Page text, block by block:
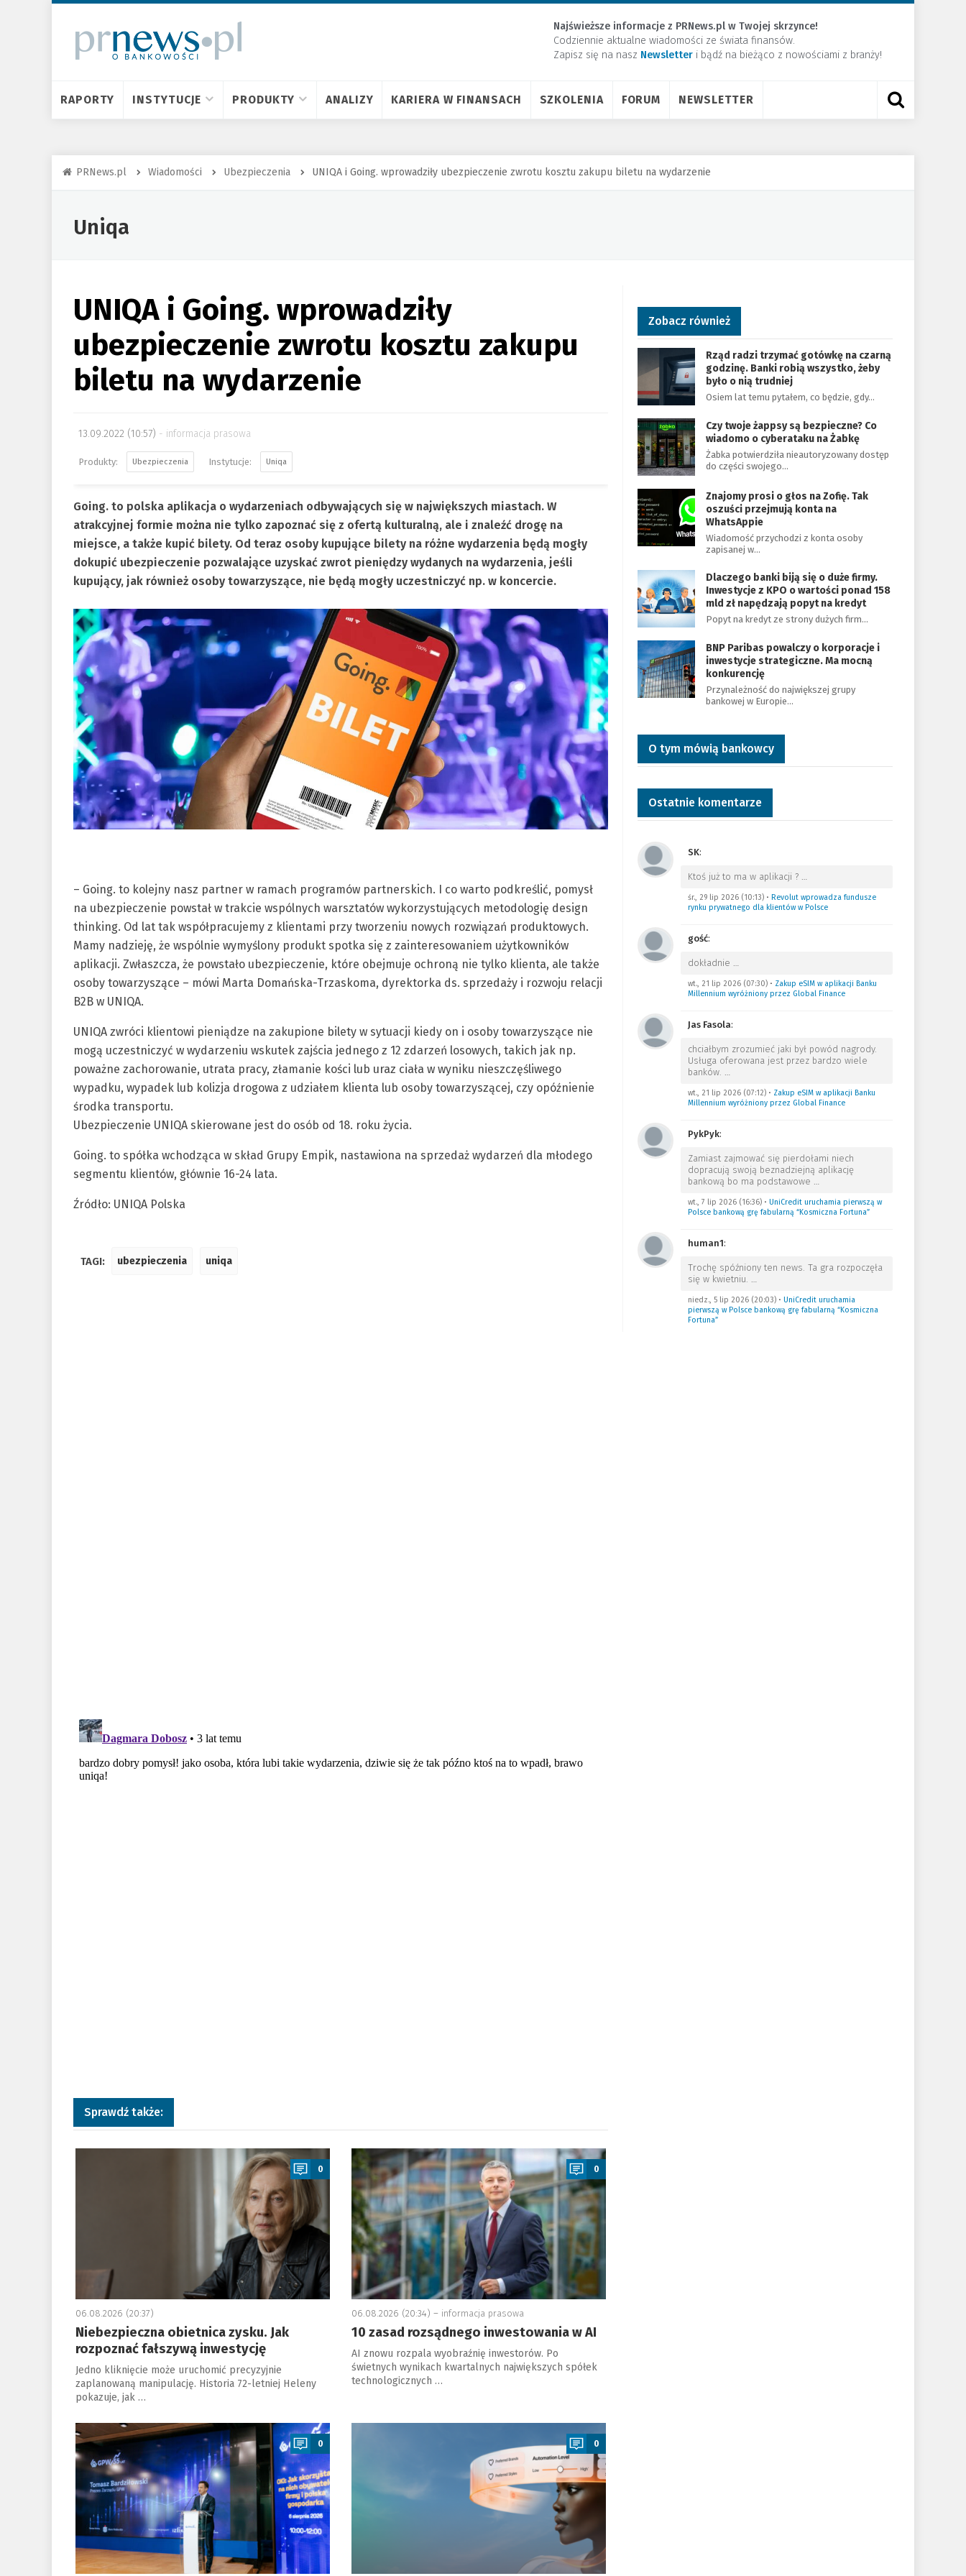
Najświeższe informacje z PRNews.pl w Twojej skrzynce!
Codziennie aktualne wiadomości ze świata finansów.
Zapisz się na nasz Newsletter ​i bądź na bieżąco z nowościami z branży!
RAPORTY INSTYTUCJE PRODUKTY ANALIZY KARIERA W FINANSACH SZKOLENIA FORUM NEWSLETTER
PRNews.pl Wiadomości Ubezpieczenia UNIQA i Going. wprowadziły ubezpieczenie zwrotu kosztu zakupu biletu na wydarzenie
Uniqa
UNIQA i Going. wprowadziły
ubezpieczenie zwrotu kosztu zakupu
biletu na wydarzenie
13.09.2022 (10:57) informacja prasowa
Ubezpieczenia Uniqa
Going. to polska aplikacja o wydarzeniach odbywających się w największych miastach. W
atrakcyjnej formie można nie tylko zapoznać się z ofertą kulturalną, ale i znaleźć drogę na
miejsce, a także kupić bilety. Od teraz osoby kupujące bilety na różne wydarzenia będą mogły
dokupić ubezpieczenie pozwalające uzyskać zwrot pieniędzy wydanych na wydarzenia, jeśli
kupujący, jak również osoby towarzyszące, nie będą mogły uczestniczyć np. w koncercie.
– Going. to kolejny nasz partner w ramach programów partnerskich. I co warto podkreślić, pomysł
na ubezpieczenie powstał w trakcie wspólnych warsztatów wykorzystujących metodologię design
thinking. Od lat tak współpracujemy z klientami przy tworzeniu nowych rozwiązań produktowych.
Mamy nadzieję, że wspólnie wymyślony produkt spotka się z zainteresowaniem użytkowników
aplikacji. Zwłaszcza, że powstało ubezpieczenie, które obejmuje ochroną nie tylko klienta, ale także
osoby towarzyszące – mówi Marta Domańska-Trzaskoma, dyrektorka ds. sprzedaży i rozwoju relacji
B2B w UNIQA.
UNIQA zwróci klientowi pieniądze na zakupione bilety w sytuacji kiedy on i osoby towarzyszące nie
mogą uczestniczyć w wydarzeniu wskutek zajścia jednego z 12 zdarzeń losowych, takich jak np.
poważne zachorowanie, utrata pracy, złamanie kości lub uraz ciała w wyniku nieszczęśliwego
wypadku, wypadek lub kolizja drogowa z udziałem klienta lub osoby towarzyszącej, czy opóźnienie
środka transportu.
Ubezpieczenie UNIQA skierowane jest do osób od 18. roku życia.
Going. to spółka wchodząca w skład Grupy Empik, nastawiona na sprzedaż wydarzeń dla młodego
segmentu klientów, głównie 16-24 lata.
Źródło: UNIQA Polska
TAGI: ubezpieczenia uniqa
Sprawdź także:
a
0
06.08.2026 (20:37)
Niebezpieczna obietnica zysku. Jak
rozpoznać fałszywą inwestycję
Jedno kliknięcie może uruchomić precyzyjnie
zaplanowaną manipulację. Historia 72-letniej Heleny
pokazuje, jak …
a
0
06.08.2026 (20:34) – informacja prasowa
10 zasad rozsądnego inwestowania w AI
AI znowu rozpala wyobraźnię inwestorów. Po
świetnych wynikach kwartalnych największych spółek
technologicznych …
a
0
a
0
Zobacz również
Rząd radzi trzymać gotówkę na czarną
godzinę. Banki robią wszystko, żeby
było o nią trudniej
Osiem lat temu pytałem, co będzie, gdy…
Czy twoje żappsy są bezpieczne? Co
wiadomo o cyberataku na Żabkę
Żabka potwierdziła nieautoryzowany dostęp
do części swojego…
Znajomy prosi o głos na Zofię. Tak
oszuści przejmują konta na
WhatsAppie
Wiadomość przychodzi z konta osoby
zapisanej w…
Dlaczego banki biją się o duże firmy.
Inwestycje z KPO o wartości ponad 158
mld zł napędzają popyt na kredyt
Popyt na kredyt ze strony dużych firm…
BNP Paribas powalczy o korporacje i
inwestycje strategiczne. Ma mocną
konkurencję
Przynależność do największej grupy
bankowej w Europie…
O tym mówią bankowcy
Ostatnie komentarze
SK:
Ktoś już to ma w aplikacji ? …
śr., 29 lip 2026 (10:13)• Revolut wprowadza fundusze
rynku prywatnego dla klientów w Polsce
gość:
dokładnie …
wt., 21 lip 2026 (07:30)• Zakup eSIM w aplikacji Banku
Millennium wyróżniony przez Global Finance
Jas Fasola:
chciałbym zrozumieć jaki był powód nagrody.
Usługa oferowana jest przez bardzo wiele
banków. …
wt., 21 lip 2026 (07:12)• Zakup eSIM w aplikacji Banku
Millennium wyróżniony przez Global Finance
PykPyk:
Zamiast zajmować się pierdołami niech
dopracują swoją beznadziejną aplikację
bankową bo ma podstawowe …
wt., 7 lip 2026 (16:36)• UniCredit uruchamia pierwszą w
Polsce bankową grę fabularną “Kosmiczna Fortuna”
human1:
Trochę spóźniony ten news. Ta gra rozpoczęła
się w kwietniu. …
niedz., 5 lip 2026 (20:03)• UniCredit uruchamia
pierwszą w Polsce bankową grę fabularną “Kosmiczna
Fortuna”